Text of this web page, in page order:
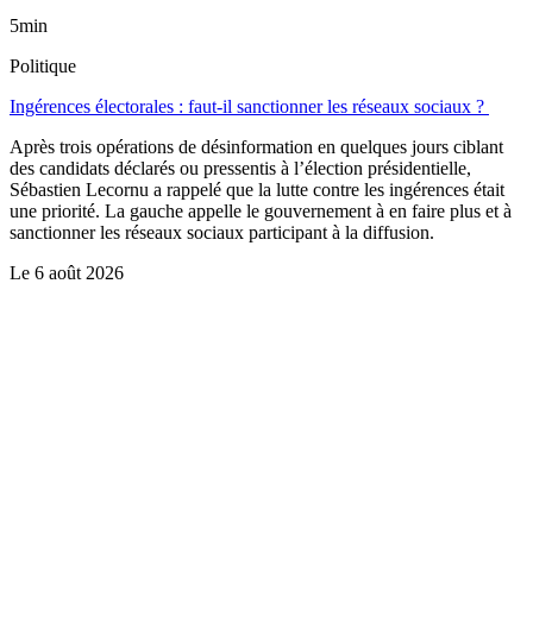
5min
Politique
Ingérences électorales : faut-il sanctionner les réseaux sociaux ?
Après trois opérations de désinformation en quelques jours ciblant
des candidats déclarés ou pressentis à l’élection présidentielle,
Sébastien Lecornu a rappelé que la lutte contre les ingérences était
une priorité. La gauche appelle le gouvernement à en faire plus et à
sanctionner les réseaux sociaux participant à la diffusion.
Le 6 août 2026